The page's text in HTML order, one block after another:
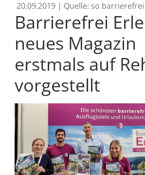
20.09.2019 | Quelle: so
Barrierefrei
neues Magazin
erstmals auf
vorgestellt